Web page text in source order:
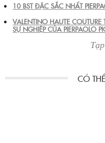
10 BST ĐẶC SẮC NHẤT
VALENTINO HAUTE
SỰ NGHIỆP CỦA PIERPAOLO